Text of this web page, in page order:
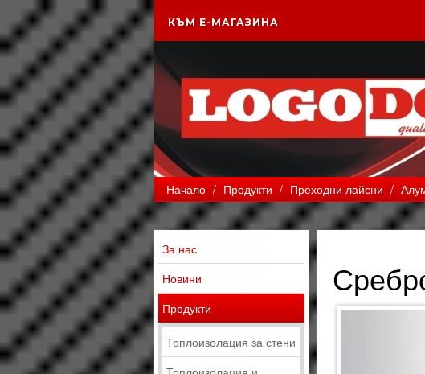
КЪМ Е-МАГАЗИНА
Начало / Продукти / Преходни лайсни /
За нас
Новини
Продукти
Топлоизолация за стени